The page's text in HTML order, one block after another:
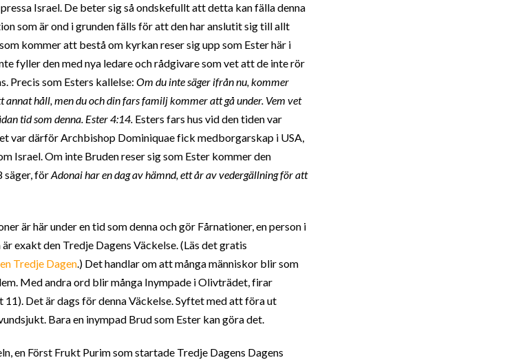
Israel. De beter sig så ondskefullt att detta kan fälla denna
som är ond i grunden fälls för att den har anslutit sig till allt
kommer att bestå om kyrkan reser sig upp som Ester här i
fyller den med nya ledare och rådgivare som vet att de inte rör
Precis som Esters kallelse: Om du inte säger ifrån nu, kommer
håll, men du och din fars familj kommer att gå under. Vem vet
tid som denna. Ester 4:14. Esters fars hus vid den tiden var
var därför Archbishop Dominiquae fick medborgarskap i USA,
Israel. Om inte Bruden reser sig som Ester kommer den
säger, förAdonai har en dag av hämnd, ett år av vedergällning för att
är här under en tid som denna och gör Fårnationer, en person i
exakt den Tredje Dagens Väckelse. (Läs det gratis
Tredje Dagen.) Det handlar om att många människor blir som
Med andra ord blir många Inympade i Olivträdet, firar
Det är dags för denna Väckelse. Syftet med att föra ut
Bara en inympad Brud som Ester kan göra det.
en Först Frukt Purim som startade Tredje Dagens Dagens